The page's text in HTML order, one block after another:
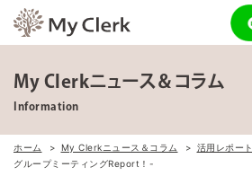
My Clerkニュース＆コラム
Information
ホーム My Clerkニュース＆コラム 活用レポート
グループミーティングReport！-